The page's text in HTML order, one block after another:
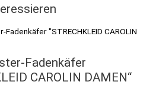
Fadenkäfer
CAROLIN DAMEN“